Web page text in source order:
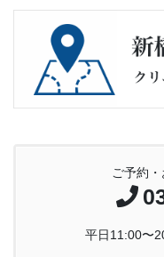
ご予約
平日11:00〜